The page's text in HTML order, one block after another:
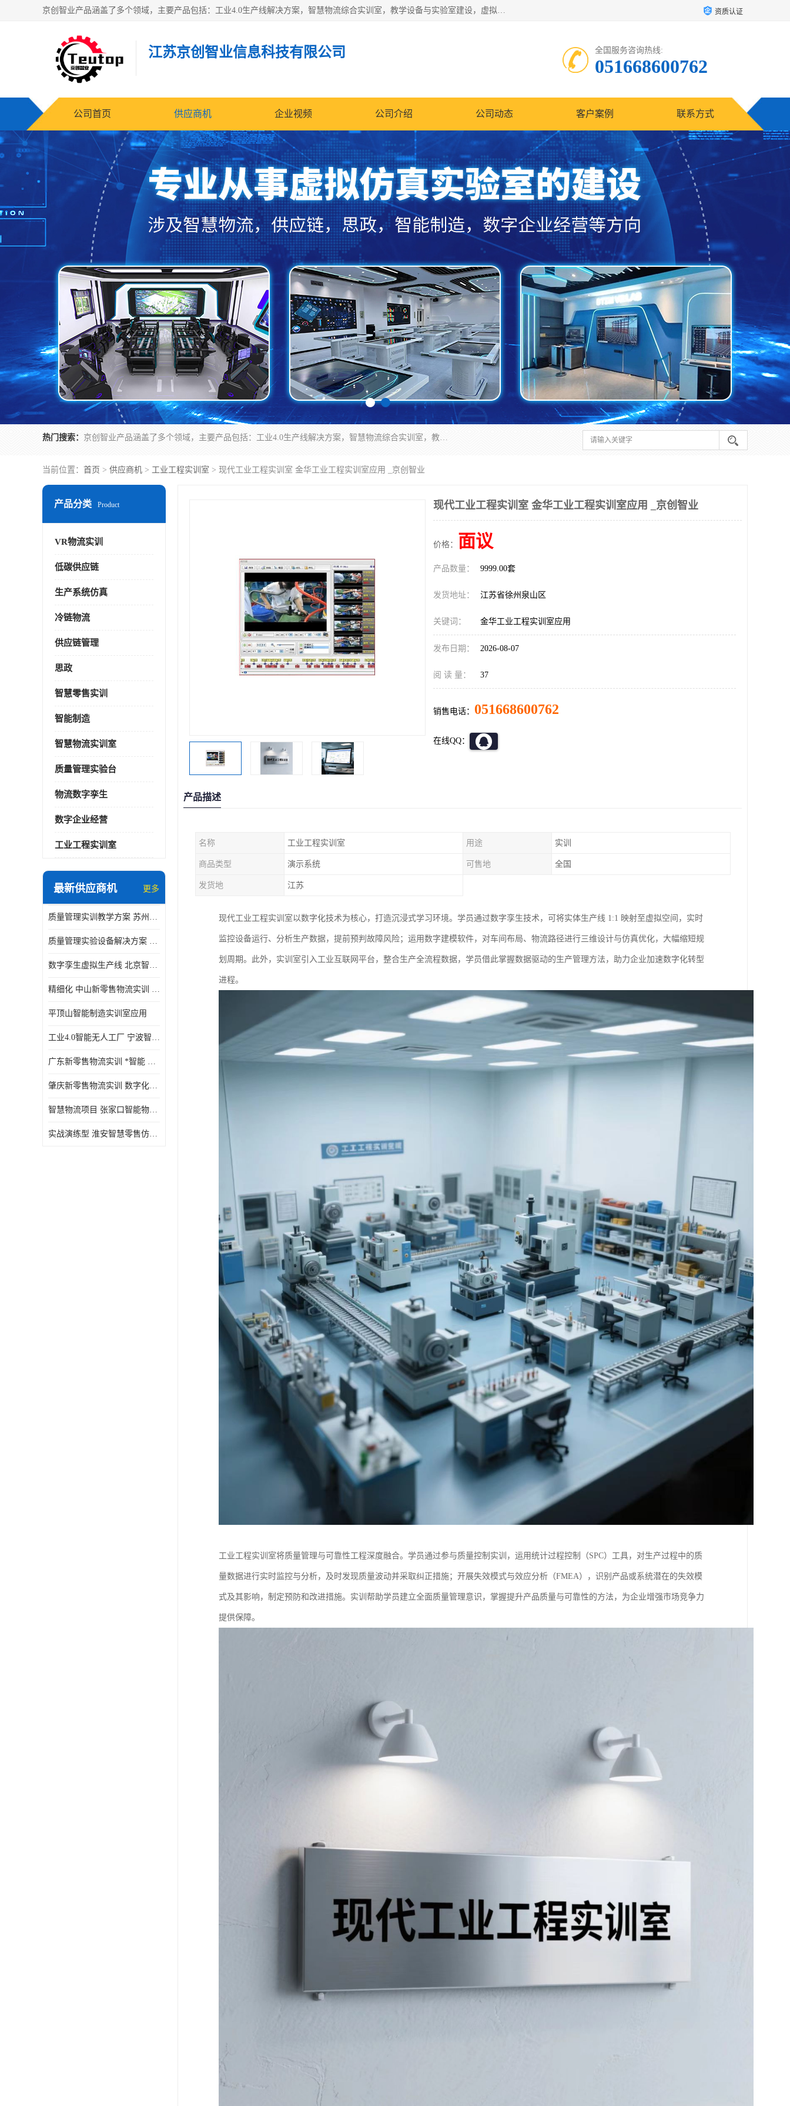
京创智业产品涵盖了多个领域，主要产品包括：工业4.0生产线解决方案，智慧物流综合实训室，教学设备与实验室建设，虚拟仿真实验室等。公司将秉持“创新、执着、诚信、共赢”的理念，以“将服务当作使命”为核心价值观，致力于为客户创造价值，与客户、合作伙伴和员工共同成长。 资质认证
江苏京创智业信息科技有限公司 全国服务咨询热线:
051668600762
公司首页 供应商机 企业视频 公司介绍 公司动态 客户案例 联系方式
热门搜索： 京创智业产品涵盖了多个领域，主要产品包括：工业4.0生产线解决方案，智慧物流综合实训室，教学设备与实验室建设，虚拟仿真实验室等。公司将秉持“创新、执着、诚信、共赢”的理念，以“将服务当作使命”为核心价值观，致力于为客户创造价值，与客户、合作伙伴和员工共同成长。
当前位置： 首页 > 供应商机 > 工业工程实训室 > 现代工业工程实训室 金华工业工程实训室应用 _京创智业
产品分类 Product
VR物流实训
低碳供应链
生产系统仿真
冷链物流
供应链管理
思政
智慧零售实训
智能制造
智慧物流实训室
质量管理实验台
物流数字孪生
数字企业经营
工业工程实训室
最新供应商机 更多
质量管理实训教学方案 苏州质量管理实训 _京创智业
质量管理实验设备解决方案 徐州质量管理实训 _京创智业
数字孪生虚拟生产线 北京智能制造仿真应用
精细化 中山新零售物流实训 数字化赋能
平顶山智能制造实训室应用
工业4.0智能无人工厂 宁波智能制造仿真项目
广东新零售物流实训 *智能 实战演练型
肇庆新零售物流实训 数字化赋能 创新实践
智慧物流项目 张家口智能物流装备
实战演练型 淮安智慧零售仿真实训 实战沉浸式
现代工业工程实训室 金华工业工程实训室应用 _京创智业
价格： 面议
产品数量： 9999.00套
发货地址： 江苏省徐州泉山区
关键词： 金华工业工程实训室应用
发布日期： 2026-08-07
阅 读 量： 37
销售电话： 051668600762
在线QQ：
产品描述
名称 工业工程实训室 用途 实训
商品类型 演示系统 可售地 全国
发货地 江苏
现代工业工程实训室以数字化技术为核心，打造沉浸式学习环境。学员通过数字孪生技术，可将实体生产线 1:1 映射至虚拟空间，实时
监控设备运行、分析生产数据，提前预判故障风险；运用数字建模软件，对车间布局、物流路径进行三维设计与仿真优化，大幅缩短规
划周期。此外，实训室引入工业互联网平台，整合生产全流程数据，学员借此掌握数据驱动的生产管理方法，助力企业加速数字化转型
进程。
工业工程实训室将质量管理与可靠性工程深度融合。学员通过参与质量控制实训，运用统计过程控制（SPC）工具，对生产过程中的质
量数据进行实时监控与分析，及时发现质量波动并采取纠正措施；开展失效模式与效应分析（FMEA），识别产品或系统潜在的失效模
式及其影响，制定预防和改进措施。实训帮助学员建立全面质量管理意识，掌握提升产品质量与可靠性的方法，为企业增强市场竞争力
提供保障。​